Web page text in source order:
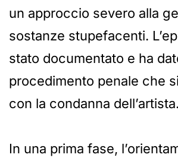
un approccio severo alla
sostanze stupefacenti.
stato documentato e ha
procedimento penale che
con la condanna dell’artista.
In una prima fase,